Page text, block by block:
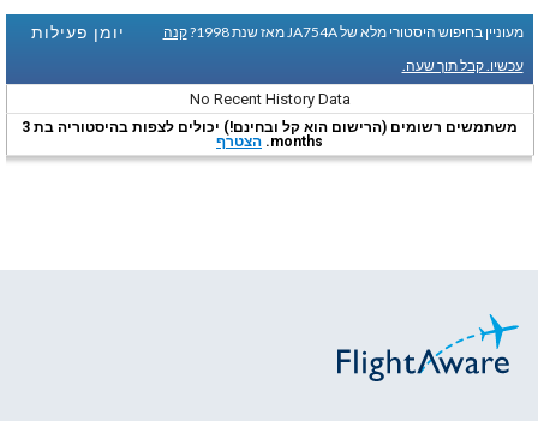
יומן פעילות מעוניין בחיפוש היסטורי מלא של JA754A מאז שנת 1998?
קנה
עכשיו. קבל תוך שעה.
No Recent History Data
משתמשים רשומים (הרישום הוא קל ובחינם!) יכולים לצפות בהיסטוריה בת 3
months. הצטרף